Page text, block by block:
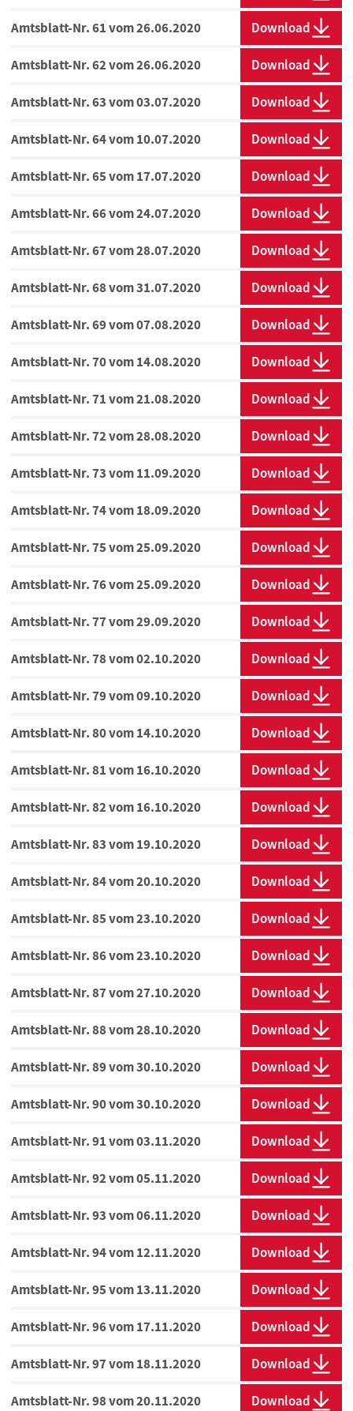
Amtsblatt-Nr. 61 vom 26.06.2020 Download
Amtsblatt-Nr. 62 vom 26.06.2020 Download
Amtsblatt-Nr. 63 vom 03.07.2020 Download
Amtsblatt-Nr. 64 vom 10.07.2020 Download
Amtsblatt-Nr. 65 vom 17.07.2020 Download
Amtsblatt-Nr. 66 vom 24.07.2020 Download
Amtsblatt-Nr. 67 vom 28.07.2020 Download
Amtsblatt-Nr. 68 vom 31.07.2020 Download
Amtsblatt-Nr. 69 vom 07.08.2020 Download
Amtsblatt-Nr. 70 vom 14.08.2020 Download
Amtsblatt-Nr. 71 vom 21.08.2020 Download
Amtsblatt-Nr. 72 vom 28.08.2020 Download
Amtsblatt-Nr. 73 vom 11.09.2020 Download
Amtsblatt-Nr. 74 vom 18.09.2020 Download
Amtsblatt-Nr. 75 vom 25.09.2020 Download
Amtsblatt-Nr. 76 vom 25.09.2020 Download
Amtsblatt-Nr. 77 vom 29.09.2020 Download
Amtsblatt-Nr. 78 vom 02.10.2020 Download
Amtsblatt-Nr. 79 vom 09.10.2020 Download
Amtsblatt-Nr. 80 vom 14.10.2020 Download
Amtsblatt-Nr. 81 vom 16.10.2020 Download
Amtsblatt-Nr. 82 vom 16.10.2020 Download
Amtsblatt-Nr. 83 vom 19.10.2020 Download
Amtsblatt-Nr. 84 vom 20.10.2020 Download
Amtsblatt-Nr. 85 vom 23.10.2020 Download
Amtsblatt-Nr. 86 vom 23.10.2020 Download
Amtsblatt-Nr. 87 vom 27.10.2020 Download
Amtsblatt-Nr. 88 vom 28.10.2020 Download
Amtsblatt-Nr. 89 vom 30.10.2020 Download
Amtsblatt-Nr. 90 vom 30.10.2020 Download
Amtsblatt-Nr. 91 vom 03.11.2020 Download
Amtsblatt-Nr. 92 vom 05.11.2020 Download
Amtsblatt-Nr. 93 vom 06.11.2020 Download
Amtsblatt-Nr. 94 vom 12.11.2020 Download
Amtsblatt-Nr. 95 vom 13.11.2020 Download
Amtsblatt-Nr. 96 vom 17.11.2020 Download
Amtsblatt-Nr. 97 vom 18.11.2020 Download
Amtsblatt-Nr. 98 vom 20.11.2020 Download